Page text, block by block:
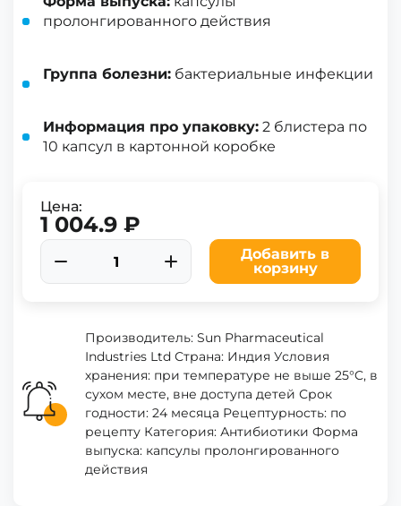
пролонгированного действия
Группа болезни: бактериальные инфекции
Информация про упаковку: 2 блистера по
10 капсул в картонной коробке
Цена:
1 004.9 ₽
Добавить в
корзину
Производитель: Sun Pharmaceutical
Industries Ltd Страна: Индия Условия
хранения: при температуре не выше 25°C, в
сухом месте, вне доступа детей Срок
годности: 24 месяца Рецептурность: по
рецепту Категория: Антибиотики Форма
выпуска: капсулы пролонгированного
действия